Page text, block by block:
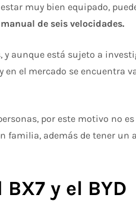
muy bien equipado,
de seis velocidades.
y aunque está sujeto a
el mercado se encuentra
por este motivo no es
familia, además de tener un
y el BYD